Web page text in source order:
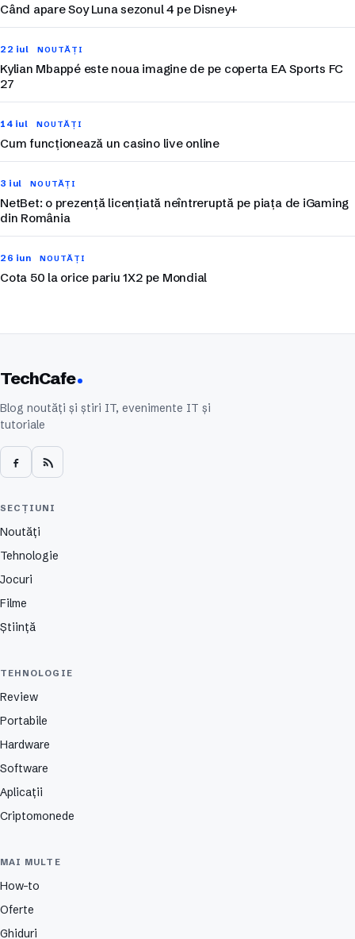
Când apare Soy Luna sezonul 4 pe Disney+
22 iul NOUTĂȚI
Kylian Mbappé este noua imagine de pe coperta EA Sports FC
27
14 iul NOUTĂȚI
Cum funcționează un casino live online
3 iul NOUTĂȚI
NetBet: o prezență licențiată neîntreruptă pe piața de iGaming
din România
26 iun NOUTĂȚI
Cota 50 la orice pariu 1X2 pe Mondial
TechCafe
Blog noutăți și știri IT, evenimente IT și
tutoriale
SECȚIUNI
Noutăți
Tehnologie
Jocuri
Filme
Știință
TEHNOLOGIE
Review
Portabile
Hardware
Software
Aplicații
Criptomonede
MAI MULTE
How-to
Oferte
Ghiduri